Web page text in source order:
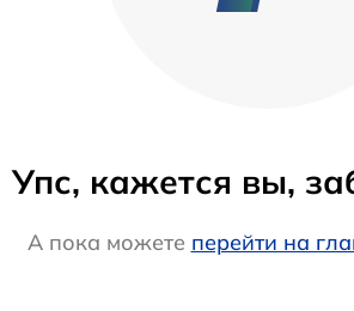
Упс, кажется вы,
А пока можете перейти на